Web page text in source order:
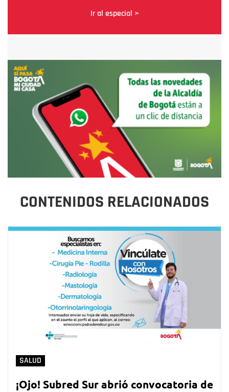
Ir al especial >
CONTENIDOS RELACIONADOS
SALUD
¡Ojo! Subred Sur abrió convocatoria de